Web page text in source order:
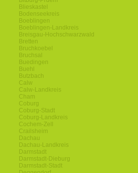
Blieskastel
Bodenseekreis
Boeblingen
Boeblingen-Landkreis
Breisgau-Hochschwarzwald
Bretten
Bruchkoebel
Bruchsal
Buedingen
Buehl
Butzbach
Calw
Calw-Landkreis
Cham
Coburg
Coburg-Stadt
Coburg-Landkreis
Cochem-Zell
Crailsheim
Dachau
Dachau-Landkreis
Darmstadt
Darmstadt-Dieburg
Darmstadt-Stadt